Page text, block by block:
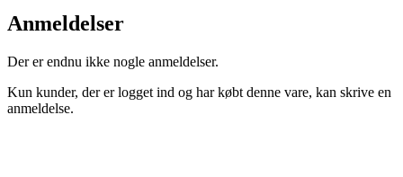
Anmeldelser
Der er endnu ikke nogle anmeldelser.
Kun kunder, der er logget ind og har købt denne vare, kan skrive en
anmeldelse.